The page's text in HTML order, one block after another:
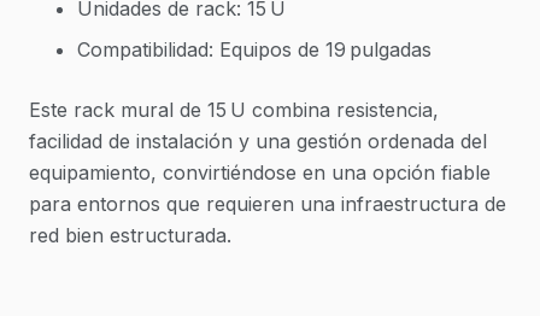
Unidades de rack: 15 U
Compatibilidad: Equipos de 19 pulgadas
Este rack mural de 15 U combina resistencia,
facilidad de instalación y una gestión ordenada del
equipamiento, convirtiéndose en una opción fiable
para entornos que requieren una infraestructura de
red bien estructurada.